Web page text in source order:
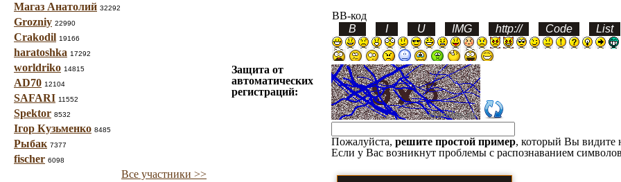
Магаз Анатолий 32292
Grozniy 22990
Crakodil 19166
haratoshka 17292
worldriko 14815
AD70 12104
SAFARI 11552
Spektor 8532
Ігор Кузьменко 8485
Рыбак 7377
fischer 6098
Все участники >>
BB-код
Защита от
автоматических
регистраций:
Пожалуйста, решите простой пример, который Вы видите
Если у Вас возникнут проблемы с распознаванием